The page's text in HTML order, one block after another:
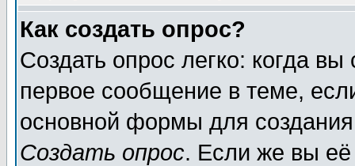
Как создать опрос?
Создать опрос легко: когда
первое сообщение в теме,
основной формы для
Создать опрос. Если же вы её